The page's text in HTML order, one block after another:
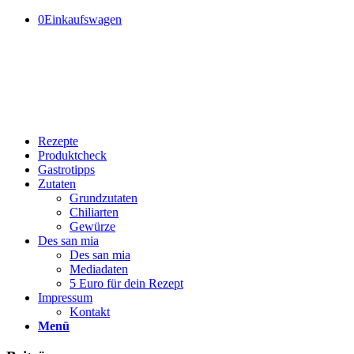
0Einkaufswagen
Rezepte
Produktcheck
Gastrotipps
Zutaten
Grundzutaten
Chiliarten
Gewürze
Des san mia
Des san mia
Mediadaten
5 Euro für dein Rezept
Impressum
Kontakt
Menü